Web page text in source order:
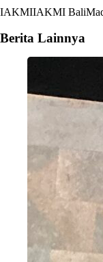
IAKMIIAKMI Bali
Berita Lainnya